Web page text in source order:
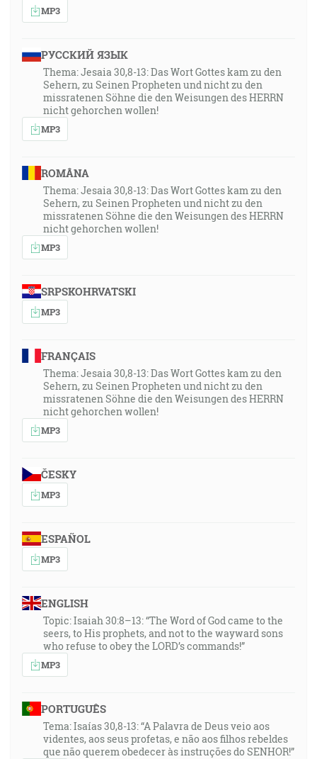
MP3
РУССКИЙ ЯЗЫК
Thema: Jesaia 30,8-13: Das Wort Gottes kam zu den
Sehern, zu Seinen Propheten und nicht zu den
missratenen Söhne die den Weisungen des HERRN
nicht gehorchen wollen!
MP3
ROMÂNA
Thema: Jesaia 30,8-13: Das Wort Gottes kam zu den
Sehern, zu Seinen Propheten und nicht zu den
missratenen Söhne die den Weisungen des HERRN
nicht gehorchen wollen!
MP3
SRPSKOHRVATSKI
MP3
FRANÇAIS
Thema: Jesaia 30,8-13: Das Wort Gottes kam zu den
Sehern, zu Seinen Propheten und nicht zu den
missratenen Söhne die den Weisungen des HERRN
nicht gehorchen wollen!
MP3
ČESKY
MP3
ESPAÑOL
MP3
ENGLISH
Topic: Isaiah 30:8–13: “The Word of God came to the
seers, to His prophets, and not to the wayward sons
who refuse to obey the LORD’s commands!”
MP3
PORTUGUÊS
Tema: Isaías 30,8-13: “A Palavra de Deus veio aos
videntes, aos seus profetas, e não aos filhos rebeldes
que não querem obedecer às instruções do SENHOR!”